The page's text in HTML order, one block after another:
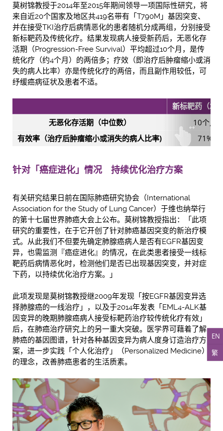
EN
繁
莫树锦教授于2014年至2015年期间领导一项国际性研究，将
来自近20个国家及地区共419名带有「T790M」基因突变、
并在接受TKI治疗后病情恶化的患者随机分成两组，分别接受
新标靶药及传统化疗。结果发现病人接受新药后，无恶化存
活期（Progression-Free Survival）平均超过10个月，是传
统化疗（约4个月）的两倍多；疗效（即治疗后肿瘤缩小或消
失的病人比率）亦是传统化疗的两倍，而且副作用较低，可
纾缓癌病征状及患者不适。
新标靶药（279
无恶化存活期（中位数）
10个月
有效率（治疗后肿瘤缩小或消失的病人比率) 71%
针对「癌症进化」情况 持续优化治疗方案
有关研究结果日前在国际肺癌研究协会（International
Association for the Study of Lung Cancer） 于维也纳举行
的第十七届世界肺癌大会上公布。莫树锦教授指出：「此项
研究的重要性，在于它开创了针对肺癌基因突变的新治疗模
式。从此我们不但要先确定肺腺癌病人是否有EGFR基因变
异，也需监测『癌症进化』的情况，在此类患者接受一线标
靶药后病情恶化时，检测他们是否已出现基因突变，并对症
下药，以持续优化治疗方案。」
此项发现是莫树锦教授继2009年发现「按EGFR基因变异选
择肺腺癌的一线治疗」，以及于2014年发表「EML4-ALK基
因变异的晚期肺腺癌病人接受标靶药治疗较传统化疗有效」
后，在肺癌治疗研究上的另一重大突破。医学界可藉着了解
肺癌的基因图谱，针对各种基因变异为病人度身订造治疗方
案，进一步实践「个人化治疗」（Personalized Medicine）
的理念，改善肺癌患者的生活质素。